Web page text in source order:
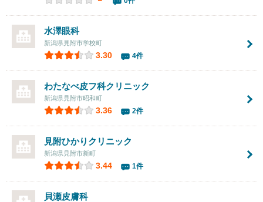
水澤眼科
新潟県見附市学校町
3.30 4件
わたなべ皮フ科クリニック
新潟県見附市昭和町
3.36 2件
見附ひかりクリニック
新潟県見附市新町
3.44 1件
貝瀬皮膚科